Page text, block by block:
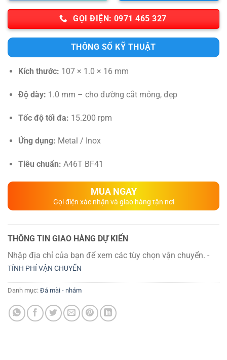
GỌI ĐIỆN: 0971 465 327
THÔNG SỐ KỸ THUẬT
Kích thước: 107 × 1.0 × 16 mm
Độ dày: 1.0 mm – cho đường cắt mỏng, đẹp
Tốc độ tối đa: 15.200 rpm
Ứng dụng: Metal / Inox
Tiêu chuẩn: A46T BF41
MUA NGAY
Gọi điện xác nhận và giao hàng tận nơi
THÔNG TIN GIAO HÀNG DỰ KIẾN
Nhập địa chỉ của bạn để xem các tùy chọn vận chuyển. -
TÍNH PHÍ VẬN CHUYỂN
Danh mục: Đá mài - nhám